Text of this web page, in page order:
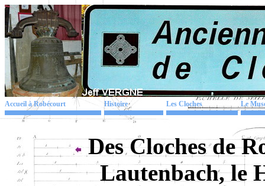
Accueil à Robécourt Histoire Les Cloches Le
Des Cloches de
Lautenbach, le